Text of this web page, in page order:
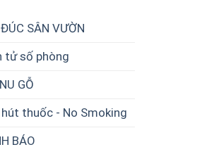
SÂN VƯỜN
tử số phòng
GỖ
thuốc - No Smoking
BÁO